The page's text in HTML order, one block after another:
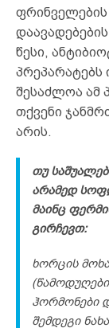
ფრინველების
წესი,
პრეპარატებს
შესაძლოა ამ
თქვენი
არის.
თუ
არამედ
მაინც
გირჩევთ:
ხორცის
ჰორმონები
შემდეგი